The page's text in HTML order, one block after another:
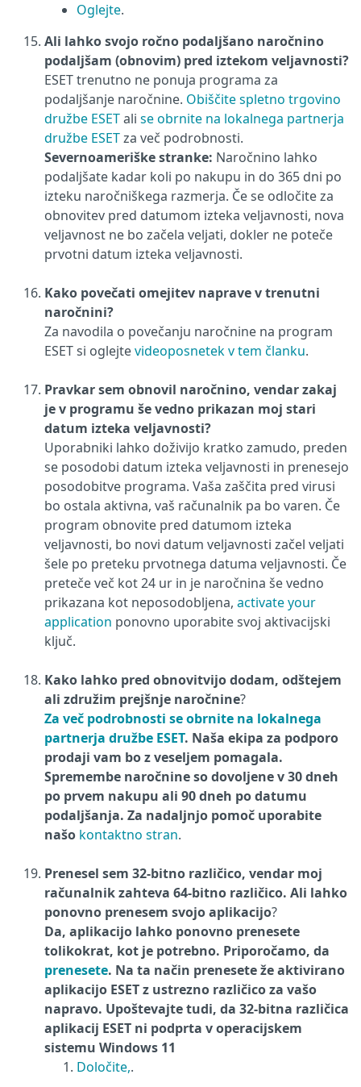
Oglejte.
Ali lahko svojo ročno podaljšano naročnino
podaljšam (obnovim) pred iztekom veljavnosti?
ESET trenutno ne ponuja programa za
podaljšanje naročnine. Obiščite spletno trgovino
družbe ESETali se obrnite na lokalnega partnerja
družbe ESETza več podrobnosti.
Severnoameriške stranke: Naročnino lahko
podaljšate kadar koli po nakupu in do 365 dni po
izteku naročniškega razmerja. Če se odločite za
obnovitev pred datumom izteka veljavnosti, nova
veljavnost ne bo začela veljati, dokler ne poteče
prvotni datum izteka veljavnosti.
Kako povečati omejitev naprave v trenutni
naročnini?
Za navodila o povečanju naročnine na program
ESET si oglejtevideoposnetek v tem članku.
Pravkar sem obnovil naročnino, vendar zakaj
je v programu še vedno prikazan moj stari
datum izteka veljavnosti?
Uporabniki lahko doživijo kratko zamudo, preden
se posodobi datum izteka veljavnosti in prenesejo
posodobitve programa. Vaša zaščita pred virusi
bo ostala aktivna, vaš računalnik pa bo varen. Če
program obnovite pred datumom izteka
veljavnosti, bo novi datum veljavnosti začel veljati
šele po preteku prvotnega datuma veljavnosti. Če
preteče več kot 24 ur in je naročnina še vedno
prikazana kot neposodobljena, activate your
application ponovno uporabite svoj aktivacijski
ključ.
Kako lahko pred obnovitvijo dodam, odštejem
ali združim prejšnje naročnine?
Za več podrobnosti se obrnite na lokalnega
partnerja družbe ESET. Naša ekipa za podporo
prodaji vam bo z veseljem pomagala.
Spremembe naročnine so dovoljene v 30 dneh
po prvem nakupu ali 90 dneh po datumu
podaljšanja. Za nadaljnjo pomoč uporabite
našo kontaktno stran.
Prenesel sem 32-bitno različico, vendar moj
računalnik zahteva 64-bitno različico. Ali lahko
ponovno prenesem svojo aplikacijo?
Da, aplikacijo lahko ponovno prenesete
tolikokrat, kot je potrebno. Priporočamo, da
prenesete. Na ta način prenesete že aktivirano
aplikacijo ESET z ustrezno različico za vašo
napravo. Upoštevajte tudi, da 32-bitna različica
aplikacij ESET ni podprta v operacijskem
sistemu Windows 11
Določite,.